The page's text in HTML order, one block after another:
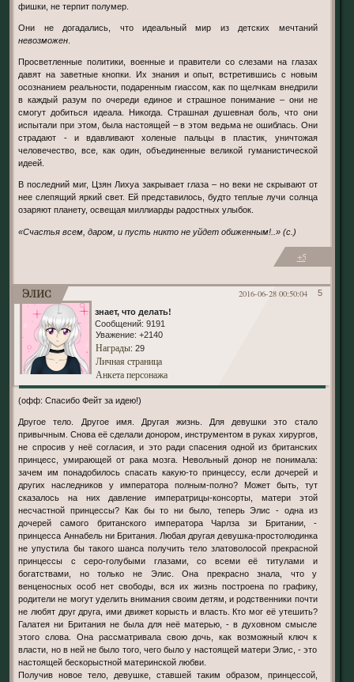
фишки, не терпит полумер.
Они не догадались, что идеальный мир из детских мечтаний
невозможен
Просветленные пoлитики, военные и правители со слезами на глазах
давят на заветные кнопки. Их знания и опыт, встретившись с новым
осознанием реальности, подаренным гиассом, как по щелчкам внедрили
в каждый разум по очереди единое и страшное понимание – они не
смогут добиться идеала. Никогда. Страшная душевная боль, что они
испытали при этом, была настоящей – в этом ведьма не ошиблась. Они
страдают - и вдавливают холеные пальцы в пластик, уничтожая
человечество, все, как один, объединенные великой гуманистической
идеей.
В последний миг, Цзян Лихуа закрывает глаза – но веки не скрывают от
нее слепящий яркий свет. Ей представилось, будто теплые лучи солнца
озаряют планету, освещая миллиарды радостных улыбок.
«Счастья всем, даром, и пусть никто не уйдет обиженным!..» (с.)
+5
5
2016-06-28 00:50:04
Элис
знает, что делать!
Сообщений: 9191
Уважение: +2140
Награды: 29
Личная страница
Анкета персонажа
(офф: Спасибо Фейт за идею!)
Другое тело. Другое имя. Другая жизнь. Для девушки это стало
привычным. Снова её сделали донором, инструментом в руках хирургов,
не спросив у неё согласия, и это ради спасения одной из британских
принцесс, умирающей от рака мозга. Невольный донор не понимала:
зачем им понадобилось спасать какую-то принцессу, если дочерей и
других наследников у императора полным-полно? Может быть, тут
сказалось на них давление императрицы-консорты, матери этой
несчастной принцессы? Как бы то ни было, теперь Элис - одна из
дочерей самого британского императора Чарлза зи Британии, -
принцесса Аннабель ни Британия. Любая другая девушка-простолюдинка
не упустила бы такого шанса получить тело златоволосой прекрасной
принцессы с серо-голубыми глазами, со всеми её титулами и
богатствами, но только не Элис. Она прекрасно знала, что у
венценосных особ нет свободы, вся их жизнь построена по графику,
родители не могут уделить внимания своим детям, и родственники почти
не любят друг друга, ими движет корысть и власть. Кто мог её утешить?
Галатея ни Британия не была для неё матерью, - в духовном смысле
этого слова. Она рассматривала свою дочь, как возможный ключ к
власти, но в ней не было того, чего было у настоящей матери Элис, - это
настоящей бескорыстной материнской любви.
Получив новое тело, девушке, ставшей таким образом, принцессой,